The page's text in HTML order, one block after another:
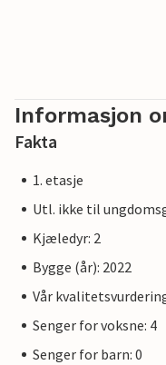
Overnattingsstedet
standard og tilbyr deg
byggearbeider på
rabatter.
Informasjon
Fakta
1. etasje
Utl. ikke til
Kjæledyr: 2
Bygge (år): 2022
Vår
Senger for voksne: 4
Senger for barn: 0